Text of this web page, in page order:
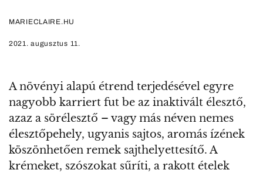
MARIECLAIRE.HU
2021. augusztus 11.
A növényi alapú étrend terjedésével egyre
nagyobb karriert fut be az inaktivált élesztő,
azaz a sörélesztő – vagy más néven nemes
élesztőpehely, ugyanis sajtos, aromás ízének
köszönhetően remek sajthelyettesítő. A
krémeket, szószokat sűríti, a rakott ételek